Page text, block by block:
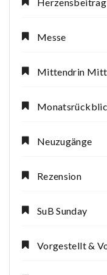
Messe
Mittendrin
Neuzugänge
Rezension
SuB Sunday
Vorgestellt &